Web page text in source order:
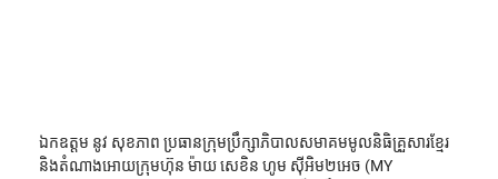
ឯកឧត្តម នូវ សុខភាព ប្រធានក្រុមប្រឹក្សាភិបាលសមាគមមូលនិធិគ្រួសារខ្មែរ
និងតំណាងអោយក្រុមហ៊ុន ម៉ាយ សេខិន ហូម ស៊ីអិម២អេច (MY